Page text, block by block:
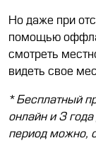
Но даже при
помощью
смотреть
видеть свое
*Бесплатный
онлайн и 3
период можно,